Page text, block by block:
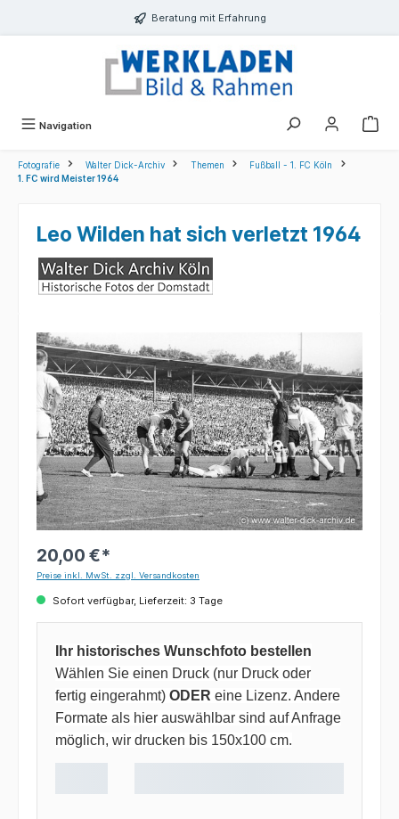
Beratung mit Erfahrung
Navigation
Fotografie Walter Dick-Archiv Themen
Fußball - 1. FC Köln
1. FC wird Meister 1964
Leo Wilden hat sich verletzt 1964
Bildergalerie überspringen
20,00 €*
Preise inkl. MwSt. zzgl. Versandkosten
Sofort verfügbar, Lieferzeit: 3 Tage
Ihr historisches Wunschfoto bestellen
Wählen Sie einen Druck (nur Druck oder
fertig eingerahmt) ODER eine Lizenz. Andere
Formate als hier auswählbar sind auf Anfrage
möglich, wir drucken bis 150x100 cm.